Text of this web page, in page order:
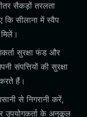
सैकड़ों तरलता
सीलाना में स्वैप
सुरक्षा फंड और
संपत्तियों की सुरक्षा
हैं।
से निगरानी करें,
उपयोगकर्ता के अनुकूल